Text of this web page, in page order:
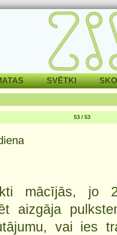
SVĒTKI
53 / 53
mācījās, jo
aizgāja
vai ies